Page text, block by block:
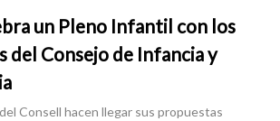
un Pleno Infantil con los
del Consejo de Infancia y
Consell hacen llegar sus propuestas